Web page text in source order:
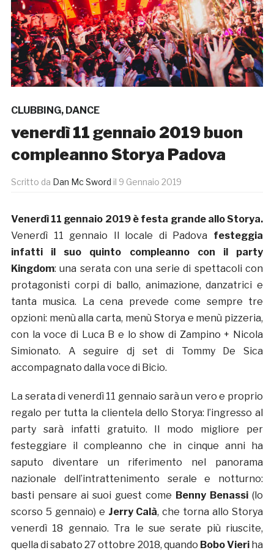
CLUBBING, DANCE
venerdì 11 gennaio 2019 buon
compleanno Storya Padova
Scritto da Dan Mc Sword il 9 Gennaio 2019
Venerdì 11 gennaio 2019 è festa grande allo Storya.
Venerdì 11 gennaio Il locale di Padova festeggia
infatti il suo quinto compleanno con il party
Kingdom: una serata con una serie di spettacoli con
protagonisti corpi di ballo, animazione, danzatrici e
tanta musica. La cena prevede come sempre tre
opzioni: menù alla carta, menù Storya e menù pizzeria,
con la voce di Luca B e lo show di Zampino + Nicola
Simionato. A seguire dj set di Tommy De Sica
accompagnato dalla voce di Bicio.
La serata di venerdì 11 gennaio sarà un vero e proprio
regalo per tutta la clientela dello Storya: l’ingresso al
party sarà infatti gratuito. Il modo migliore per
festeggiare il compleanno che in cinque anni ha
saputo diventare un riferimento nel panorama
nazionale dell’intrattenimento serale e notturno:
basti pensare ai suoi guest come Benny Benassi (lo
scorso 5 gennaio) e Jerry Calà, che torna allo Storya
venerdì 18 gennaio. Tra le sue serate più riuscite,
quella di sabato 27 ottobre 2018, quando Bobo Vieriha